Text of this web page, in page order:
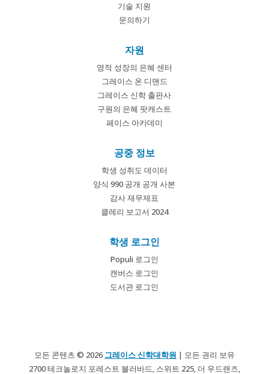
기술 지원
문의하기
자원
영적 성장의 은혜 센터
그레이스 온 디맨드
그레이스 신학 출판사
구원의 은혜 팟캐스트
페이스 아카데미
공중 정보
학생 성취도 데이터
양식 990 공개 공개 사본
감사 재무제표
클레리 보고서 2024
학생 로그인
Populi 로그인
캔버스 로그인
도서관 로그인
모든 콘텐츠 © 2026 그레이스 신학대학원 | 모든 권리 보유
2700 테크놀로지 포레스트 블러바드, 스위트 225, 더 우드랜즈,